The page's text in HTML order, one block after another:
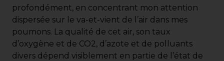
profondément, en concentrant mon attention
dispersée sur le va-et-vient de l’air dans mes
poumons. La qualité de cet air, son taux
d’oxygène et de CO2, d’azote et de polluants
divers dépend visiblement en partie de l’état de